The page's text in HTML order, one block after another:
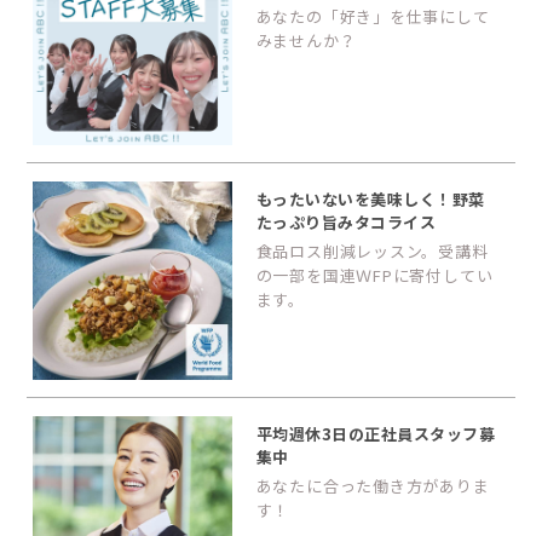
あなたの「好き」を仕事にして
みませんか？
もったいないを美味しく！野菜
たっぷり旨みタコライス
食品ロス削減レッスン。受講料
の一部を国連ＷFPに寄付してい
ます。
平均週休3日の正社員スタッフ募
集中
あなたに合った働き方がありま
す！